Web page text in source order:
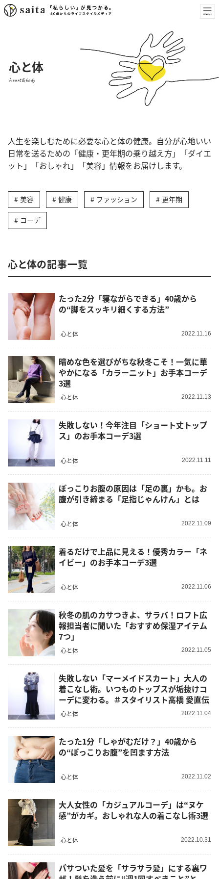
心と体
heart&body
人生を楽しむために必要な心と体の健康。自分が心地いい
日常を送るための「健康・更年期の乗り越え方」「ダイエ
ット」「おしゃれ」「美容」情報をお届けします。
美容 健康 ファッション 更年期
コーデ
心と体の記事一覧
たった2分「寝ながらできる」40歳から
の“脚をスッキリ細くする方法”
心と体 2022.11.16
暗めな色を選びがちな秋冬こそ！一気に華
やかになる「カラーニット」お手本コーデ
3選
心と体 2022.11.13
失敗しない！今年注目「ショート丈トップ
ス」のお手本コーデ3選
心と体 2022.11.11
ぽっこりお腹の原因は「足の裏」かも。お
腹が引き締まる「足指じゃんけん」とは
心と体 2022.11.09
着るだけで上品に見える！優秀カラー「ネ
イビー」のお手本コーデ3選
心と体 2022.11.06
秋冬の肌のカサつきよ、サラバ！ロフト広
報担当者に聞いた「おすすめ保湿アイテム
7つ」
心と体 2022.11.05
失敗しない「マーメイドスカート」大人の
着こなし術。いつものトップスが垢抜けコ
ーデに変わる。＃スタイリスト高橋 愛直伝
心と体 2022.11.04
たった1分「しゃがむだけ？」40歳から
の“ぽっこりお腹”を凹ます方法
心と体 2022.11.02
大人女性の「カジュアルコーデ」は“ヌケ
感”がカギ。おしゃれな人の着こなし術3選
心と体 2022.10.31
パサついた髪を「サラサラ髪」にする裏ワ